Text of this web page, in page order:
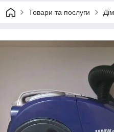
Товари та послуги